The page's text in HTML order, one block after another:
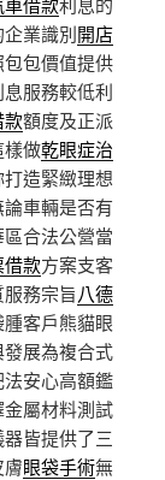
業識別開店
包價值提供
服務較低利
款額度及正派
樣做乾眼症治
造緊緻理想
車輛是否有
合法公營當
借款方案支客
務宗旨八德
客戶熊貓眼
展為複合式
安心高額鑑
屬材料測試
器皆提供了三
眼袋手術無